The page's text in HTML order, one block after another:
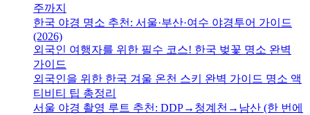
주까지
한국 야경 명소 추천: 서울·부산·여수 야경투어 가이드
(2026)
외국인 여행자를 위한 필수 코스! 한국 벚꽃 명소 완벽
가이드
외국인을 위한 한국 겨울 온천 스키 완벽 가이드 명소 액
티비티 팁 총정리
서울 야경 촬영 루트 추천: DDP→청계천→남산 (한 번에